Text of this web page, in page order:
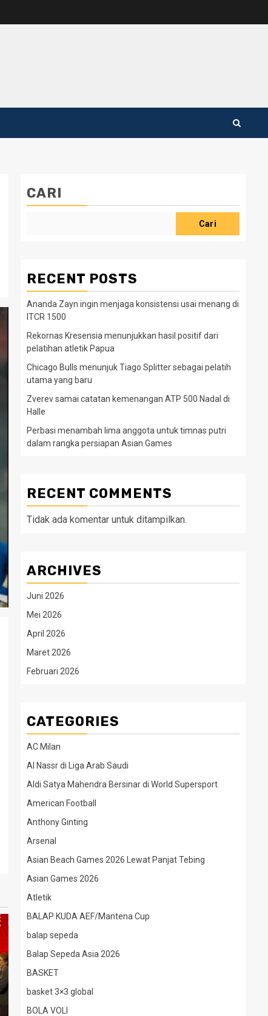
CARI
Cari
RECENT POSTS
Ananda Zayn ingin menjaga konsistensi usai menang di
ITCR 1500
Rekornas Kresensia menunjukkan hasil positif dari
pelatihan atletik Papua
Chicago Bulls menunjuk Tiago Splitter sebagai pelatih
utama yang baru
Zverev samai catatan kemenangan ATP 500 Nadal di
Halle
Perbasi menambah lima anggota untuk timnas putri
dalam rangka persiapan Asian Games
RECENT COMMENTS
Tidak ada komentar untuk ditampilkan.
ARCHIVES
Juni 2026
Mei 2026
April 2026
Maret 2026
Februari 2026
CATEGORIES
AC Milan
Al Nassr di Liga Arab Saudi
Aldi Satya Mahendra Bersinar di World Supersport
American Football
Anthony Ginting
Arsenal
Asian Beach Games 2026 Lewat Panjat Tebing
Asian Games 2026
Atletik
BALAP KUDA AEF/Mantena Cup
balap sepeda
Balap Sepeda Asia 2026
BASKET
basket 3×3 global
BOLA VOLI